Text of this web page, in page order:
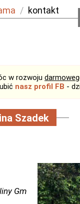
/ kontakt
w rozwoju
nasz profil FB -
Szadek
Gm